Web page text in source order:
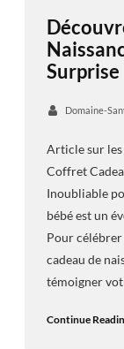
Domaine-
Article sur
Coffret
Inoubliable
bébé est un
Pour
cadeau de
témoigner
Continue